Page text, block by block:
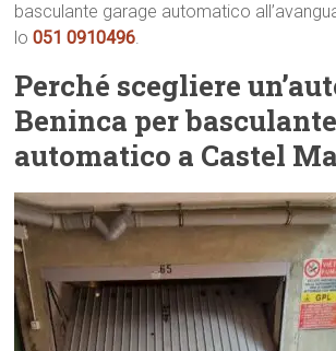
basculante garage automatico
lo051 0910496.
Perché scegliere
Beninca per
automatico a Castel